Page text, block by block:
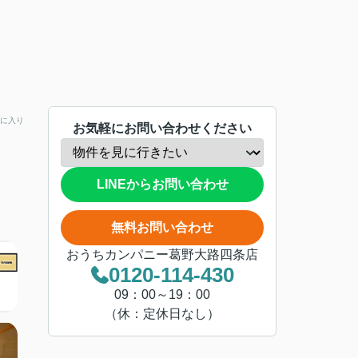
入り
お気軽にお問い合わせください
LINEからお問い合わせ
無料お問い合わせ
おうちカンパニー葛野大路四条店
0120-114-430
09：00～19：00
（休：定休日なし）